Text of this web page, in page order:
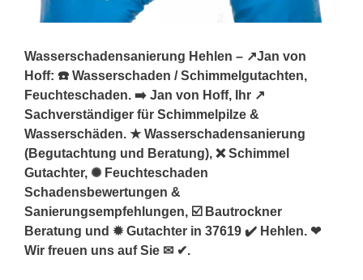
Wasserschadensanierung Hehlen – ↗️Jan von
Hoff: ☎️ Wasserschaden / Schimmelgutachten,
Feuchteschaden. ➡️ Jan von Hoff, Ihr ↗️
Sachverständiger für Schimmelpilze &
Wasserschäden. ★ Wasserschadensanierung
(Begutachtung und Beratung), ❌ Schimmel
Gutachter, ✺ Feuchteschaden
Schadensbewertungen &
Sanierungsempfehlungen, ☑️ Bautrockner
Beratung und ✹ Gutachter in 37619 ✔️ Hehlen. ❤
Wir freuen uns auf Sie ✉ ✔.